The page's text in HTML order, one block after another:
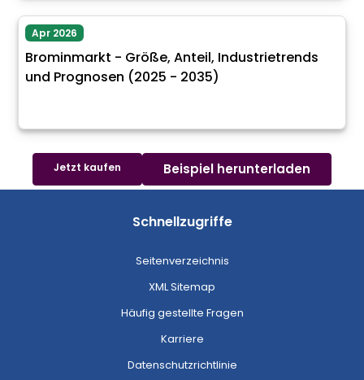
Apr 2026
Brominmarkt - Größe, Anteil, Industrietrends
und Prognosen (2025 - 2035)
Jetzt kaufen Beispiel herunterladen
Schnellzugriffe
Seitenverzeichnis
XML Sitemap
Häufig gestellte Fragen
Karriere
Datenschutzrichtlinie